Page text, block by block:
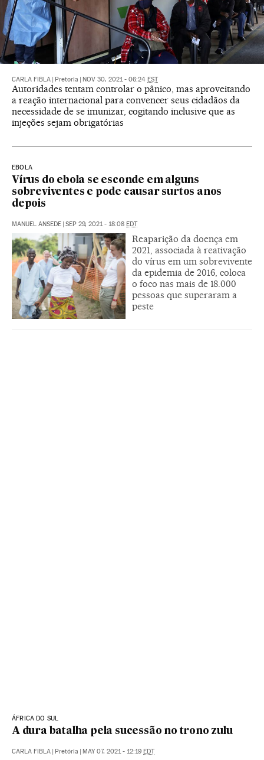
CARLA FIBLA Pretoria NOV 30, 2021 - 06:24 EST
Autoridades tentam controlar o pânico, mas aproveitando
a reação internacional para convencer seus cidadãos da
necessidade de se imunizar, cogitando inclusive que as
injeções sejam obrigatórias
EBOLA
Vírus do ebola se esconde em alguns
sobreviventes e pode causar surtos anos
depois
MANUEL ANSEDE SEP 29, 2021 - 18:08 EDT
Reaparição da doença em
2021, associada à reativação
do vírus em um sobrevivente
da epidemia de 2016, coloca
o foco nas mais de 18.000
pessoas que superaram a
peste
ÁFRICA DO SUL
A dura batalha pela sucessão no trono zulu
CARLA FIBLA Pretória MAY 07, 2021 - 12:19 EDT